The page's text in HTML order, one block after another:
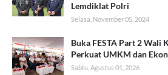
Lemdiklat Polri
Selasa, November 05, 2024
Buka FESTA Part 2 Wali
Perkuat UMKM dan
Sabtu, Agustus 01, 2026